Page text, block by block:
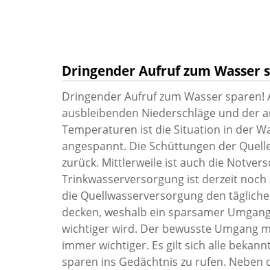
Dringender Aufruf zum Wasser
Dringender Aufruf zum Wasser
ausbleibenden Niederschläge und der
Temperaturen ist die Situation in der
angespannt. Die Schüttungen der
zurück. Mittlerweile ist auch die
Trinkwasserversorgung ist derzeit
die Quellwasserversorgung den
decken, weshalb ein sparsamer
wichtiger wird. Der bewusste Umgang
immer wichtiger. Es gilt sich alle
sparen ins Gedächtnis zu rufen. Neben